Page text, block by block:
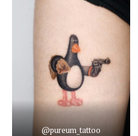
@pureum_tattoo